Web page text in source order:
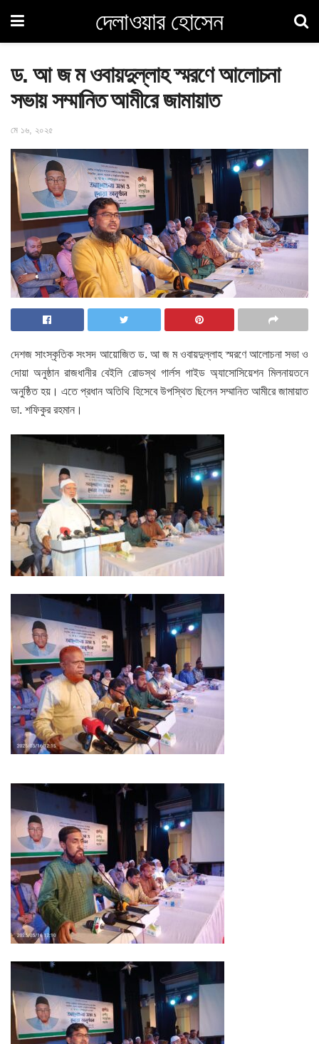
দেলাওয়ার হোসেন
ড. আ জ ম ওবায়দুল্লাহ স্মরণে আলোচনা
সভায় সম্মানিত আমীরে জামায়াত
মে ১৬, ২০২৫
দেশজ সাংস্কৃতিক সংসদ আয়োজিত ড. আ জ ম ওবায়দুল্লাহ স্মরণে আলোচনা সভা ও
দোয়া অনুষ্ঠান রাজধানীর বেইলি রোডস্থ গার্লস গাইড অ্যাসোসিয়েশন মিলনায়তনে
অনুষ্ঠিত হয়। এতে প্রধান অতিথি হিসেবে উপস্থিত ছিলেন সম্মানিত আমীরে জামায়াত
ডা. শফিকুর রহমান।